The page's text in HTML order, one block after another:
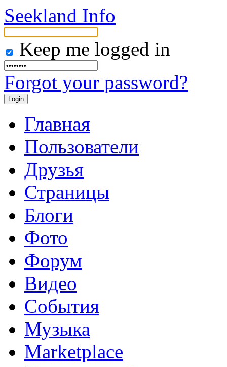
Seekland Info
Keep me logged in
Forgot your password?
Главная
Пользователи
Друзья
Страницы
Блоги
Фото
Форум
Видео
События
Музыка
Marketplace